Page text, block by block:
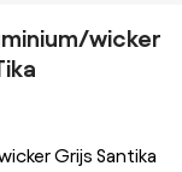
wicker
Grijs Santika